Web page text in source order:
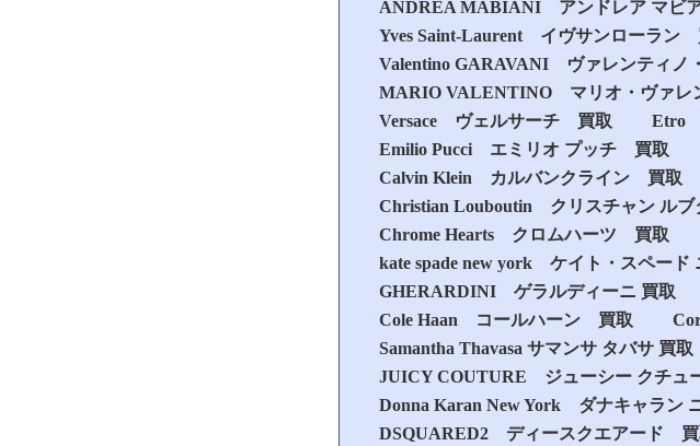
ANDREA MABIANI アンドレア マビ
Yves Saint-Laurent イヴサンローラン
Valentino GARAVANI ヴァレンティノ
MARIO VALENTINO マリオ・ヴァレ
Versace ヴェルサーチ 買取
Etro
Emilio Pucci エミリオ プッチ 買取
Calvin Klein カルバンクライン 買取
Christian Louboutin クリスチャン ルブ
Chrome Hearts クロムハーツ 買取
kate spade new york ケイト・スペー
GHERARDINI ゲラルディーニ 買取
Cole Haan コールハーン 買取
Samantha Thavasa サマンサ タバサ 買取
JUICY COUTURE ジューシー クチュ
Donna Karan New York ダナキャラン
DSQUARED2 ディースクエアード 買